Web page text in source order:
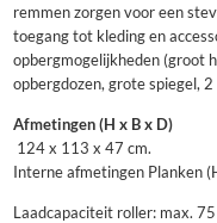
remmen zorgen voor een
toegang tot kleding en
opbergmogelijkheden (groot
opbergdozen, grote spiegel,
Afmetingen (H x B x D)
124 x 113 x 47 cm.
Interne afmetingen Planken
Laadcapaciteit roller: max. 75